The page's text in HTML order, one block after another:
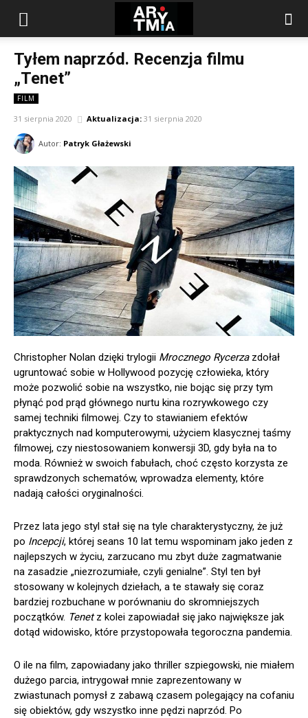
arytmia.eu
Tyłem naprzód. Recenzja filmu
„Tenet”
FILM
31 sierpnia 2020 Aktualizacja: 31 sierpnia 2020
Autor: Patryk Głażewski
Christopher Nolan dzięki trylogii Mrocznego Rycerzazdołał
ugruntować sobie w Hollywood pozycję człowieka, który
może pozwolić sobie na wszystko, nie bojąc się przy tym
płynąć pod prąd głównego nurtu kina rozrywkowego czy
samej techniki filmowej. Czy to stawianiem efektów
praktycznych nad komputerowymi, użyciem klasycznej taśmy
filmowej, czy niestosowaniem konwersji 3D, gdy była na to
moda. Również w swoich fabułach, choć często korzysta ze
sprawdzonych schematów, wprowadza elementy, które
nadają całości oryginalności.
Przez lata jego styl stał się na tyle charakterystyczny, że już
po Incepcji, której seans 10 lat temu wspominam jako jeden z
najlepszych w życiu, zarzucano mu zbyt duże zagmatwanie
na zasadzie „niezrozumiałe, czyli genialne”. Styl ten był
stosowany w kolejnych dziełach, a te stawały się coraz
bardziej rozbuchane w porównaniu do skromniejszych
początków. Tenetz kolei zapowiadał się jako największe jak
dotąd widowisko, które przystopowała tegoroczna pandemia.
O ile na film, zapowiadany jako thriller szpiegowski, nie miałem
dużego parcia, intrygował mnie zaprezentowany w
zwiastunach pomysł z zabawą czasem polegający na cofaniu
się obiektów, gdy wszystko inne pędzi naprzód. Po